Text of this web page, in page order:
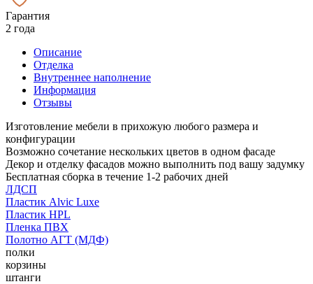
Гарантия
2 года
Описание
Отделка
Внутреннее наполнение
Информация
Отзывы
Изготовление мебели в прихожую любого размера и
конфигурации
Возможно сочетание нескольких цветов в одном фасаде
Декор и отделку фасадов можно выполнить под вашу задумку
Бесплатная сборка в течение 1-2 рабочих дней
ЛДСП
Пластик Alvic Luxe
Пластик HPL
Пленка ПВХ
Полотно АГТ (МДФ)
полки
корзины
штанги